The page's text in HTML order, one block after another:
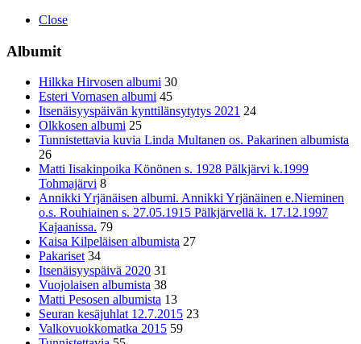
Close
Albumit
Hilkka Hirvosen albumi 30
Esteri Vornasen albumi 45
Itsenäisyyspäivän kynttilänsytytys 2021 24
Olkkosen albumi 25
Tunnistettavia kuvia Linda Multanen os. Pakarinen albumista
26
Matti Iisakinpoika Könönen s. 1928 Pälkjärvi k.1999
Tohmajärvi 8
Annikki Yrjänäisen albumi. Annikki Yrjänäinen e.Nieminen
o.s. Rouhiainen s. 27.05.1915 Pälkjärvellä k. 17.12.1997
Kajaanissa. 79
Kaisa Kilpeläisen albumista 27
Pakariset 34
Itsenäisyyspäivä 2020 31
Vuojolaisen albumista 38
Matti Pesosen albumista 13
Seuran kesäjuhlat 12.7.2015 23
Valkovuokkomatka 2015 59